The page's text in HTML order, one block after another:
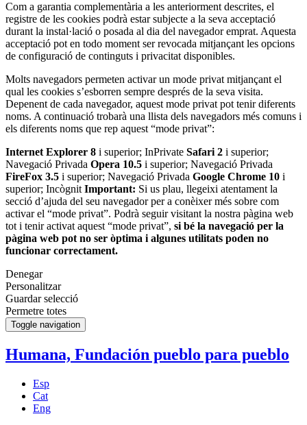
Com a garantia complementària a les anteriorment descrites, el
registre de les cookies podrà estar subjecte a la seva acceptació
durant la instal·lació o posada al dia del navegador emprat. Aquesta
acceptació pot en todo moment ser revocada mitjançant les opcions
de configuració de continguts i privacitat disponibles.
Molts navegadors permeten activar un mode privat mitjançant el
qual les cookies s’esborren sempre després de la seva visita.
Depenent de cada navegador, aquest mode privat pot tenir diferents
noms. A continuació trobarà una llista dels navegadors més comuns i
els diferents noms que rep aquest “mode privat”:
Internet Explorer 8 i superior; InPrivate Safari 2 i superior;
Navegació Privada Opera 10.5 i superior; Navegació Privada
FireFox 3.5 i superior; Navegació Privada Google Chrome 10 i
superior; IncògnitImportant: Si us plau, llegeixi atentament la
secció d’ajuda del seu navegador per a conèixer més sobre com
activar el “mode privat”. Podrà seguir visitant la nostra pàgina web
tot i tenir activat aquest “mode privat”, si bé la navegació per la
pàgina web pot no ser òptima i algunes utilitats poden no
funcionar correctament.
Denegar
Personalitzar
Guardar selecció
Permetre totes
Toggle navigation
Humana, Fundación pueblo para pueblo
Esp
Cat
Eng